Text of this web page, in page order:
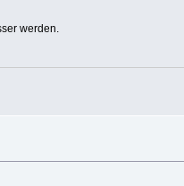
werden.